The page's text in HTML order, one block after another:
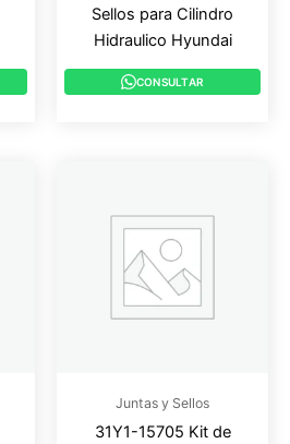
Sellos para Cilindro
Hidraulico Hyundai
CONSULTAR
Juntas y Sellos
31Y1-15705 Kit de